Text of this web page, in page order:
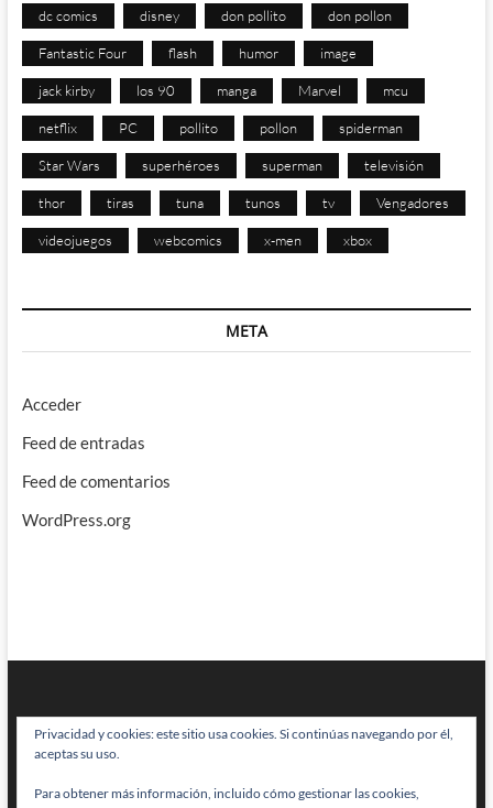
dc comics disney don pollito don pollon
Fantastic Four flash humor image
jack kirby los 90 manga Marvel mcu
netflix PC pollito pollon spiderman
Star Wars superhéroes superman televisión
thor tiras tuna tunos tv Vengadores
videojuegos webcomics x-men xbox
META
Acceder
Feed de entradas
Feed de comentarios
WordPress.org
BRAINSTOMPING| Diseñado por:Theme Freesia|WordPress| © Todos
Privacidad y cookies: este sitio usa cookies. Si continúas navegando por él,
aceptas su uso.
Para obtener más información, incluido cómo gestionar las cookies,